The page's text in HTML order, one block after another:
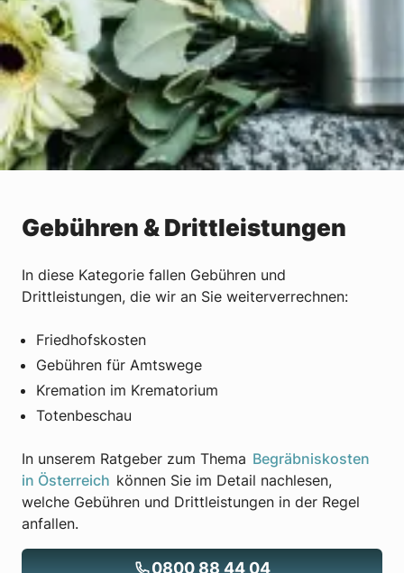
Gebühren & Drittleistungen
In diese Kategorie fallen Gebühren und
Drittleistungen, die wir an Sie weiterverrechnen:
Friedhofskosten
Gebühren für Amtswege
Kremation im Krematorium
Totenbeschau
In unserem Ratgeber zum Thema Begräbniskosten
in Österreich können Sie im Detail nachlesen,
welche Gebühren und Drittleistungen in der Regel
anfallen.
0800 88 44 04